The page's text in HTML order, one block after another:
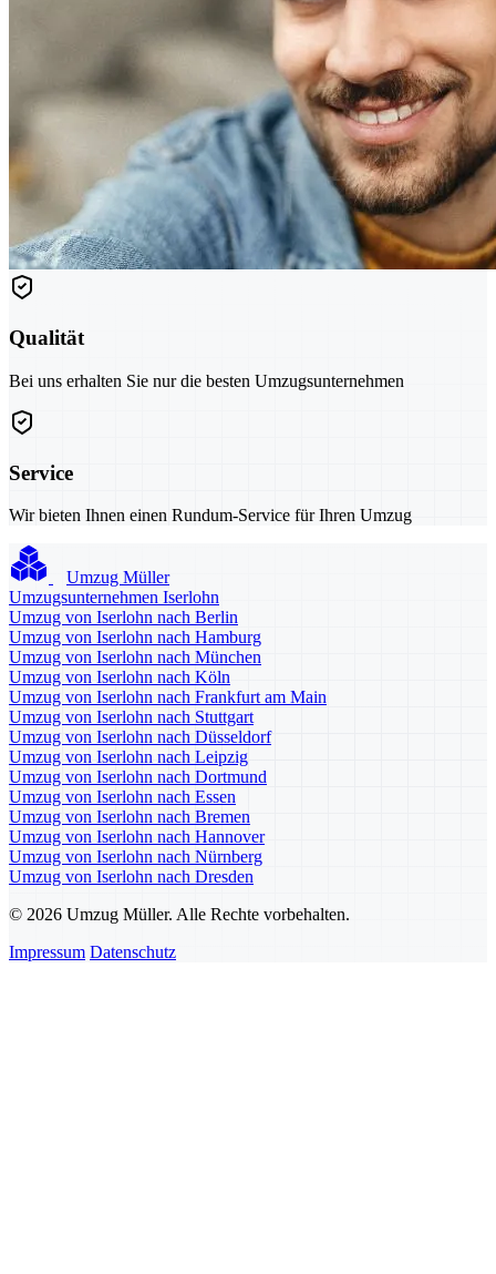
Qualität
Bei uns erhalten Sie nur die besten Umzugsunternehmen
Service
Wir bieten Ihnen einen Rundum-Service für Ihren Umzug
Umzug Müller
Umzugsunternehmen Iserlohn
Umzug von Iserlohn nach Berlin
Umzug von Iserlohn nach Hamburg
Umzug von Iserlohn nach München
Umzug von Iserlohn nach Köln
Umzug von Iserlohn nach Frankfurt am Main
Umzug von Iserlohn nach Stuttgart
Umzug von Iserlohn nach Düsseldorf
Umzug von Iserlohn nach Leipzig
Umzug von Iserlohn nach Dortmund
Umzug von Iserlohn nach Essen
Umzug von Iserlohn nach Bremen
Umzug von Iserlohn nach Hannover
Umzug von Iserlohn nach Nürnberg
Umzug von Iserlohn nach Dresden
© 2026 Umzug Müller. Alle Rechte vorbehalten.
Impressum Datenschutz